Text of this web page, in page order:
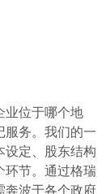
业位于哪个地
服务。我们的一
设定、股东结构
环节。通过格瑞
奔波于各个政府